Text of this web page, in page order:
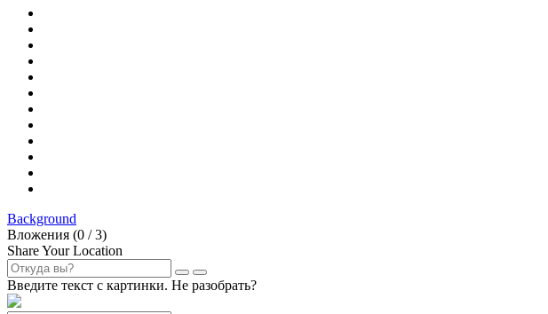
Background
Вложения (0 / 3)
Share Your Location
Введите текст с картинки. Не разобрать?